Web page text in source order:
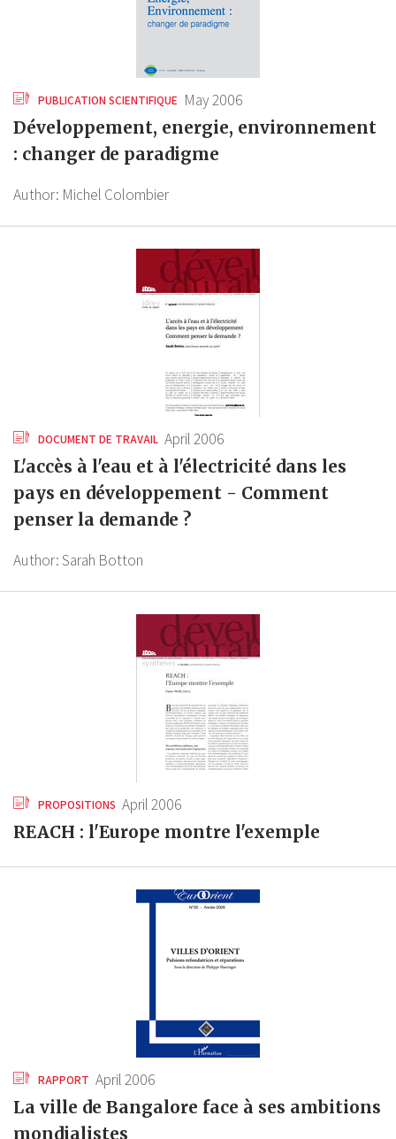
PUBLICATION SCIENTIFIQUE May 2006
Développement, energie, environnement
: changer de paradigme
Author: Michel Colombier
DOCUMENT DE TRAVAIL April 2006
L'accès à l'eau et à l'électricité dans les
pays en développement - Comment
penser la demande ?
Author:Sarah Botton
PROPOSITIONS April 2006
REACH : l'Europe montre l'exemple
RAPPORT April 2006
La ville de Bangalore face à ses ambitions
mondialistes